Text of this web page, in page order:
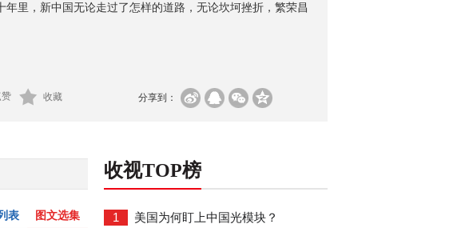
里，新中国无论走过了怎样的道路，无论坎坷挫折，繁荣昌
分享到：
赞 收藏
图文选集
表
收视TOP榜
1 美国为何盯上中国光模块？